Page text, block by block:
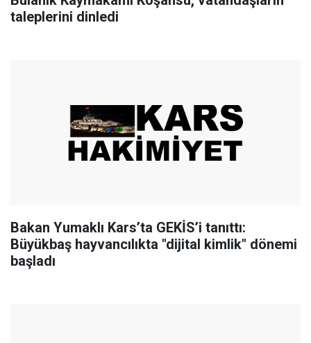
taleplerini dinledi
Bakan Yumaklı Kars’ta GEKİS’i tanıttı:
Büyükbaş hayvancılıkta "dijital kimlik" dönemi
başladı